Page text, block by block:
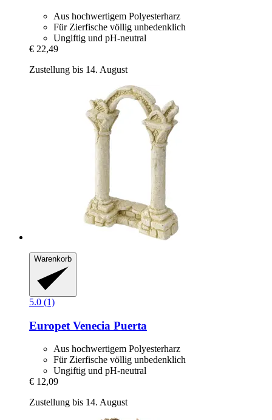
Aus hochwertigem Polyesterharz
Für Zierfische völlig unbedenklich
Ungiftig und pH-neutral
€ 22,49
Zustellung bis 14. August
Warenkorb
5.0 (1)
Europet Venecia Puerta
Aus hochwertigem Polyesterharz
Für Zierfische völlig unbedenklich
Ungiftig und pH-neutral
€ 12,09
Zustellung bis 14. August